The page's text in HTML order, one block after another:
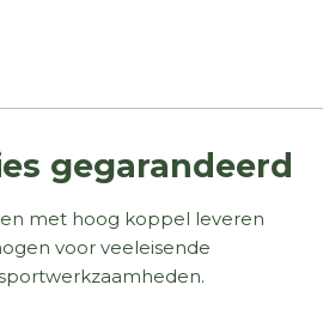
gegarandeerd
met hoog koppel leveren
voor veeleisende